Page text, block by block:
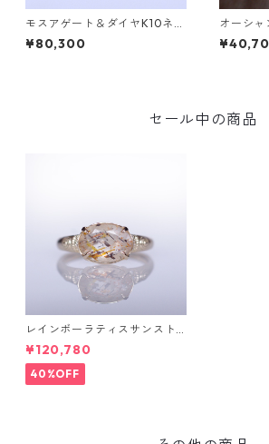
モスアゲート＆ダイヤK10ネッ
クレス DAHMA(ダーマ) [D01
7]
¥80,300
オーシャ
ング
セール中の商品
レインボーラティスサンスト
ーン＆ダイヤK10リング FATA
(ファタ）[F019]
¥120,780
40%OFF